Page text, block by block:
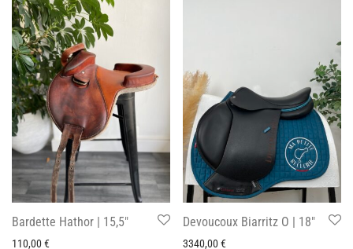
Bardette Hathor | 15,5″
110,00€
Devoucoux Biarritz O | 18″
3340,00€